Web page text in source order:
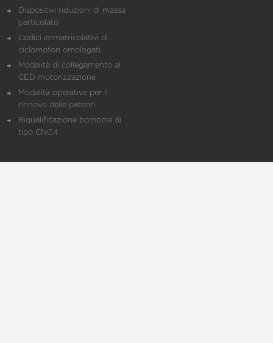
Dispositivi riduzioni di massa
particolato
Codici immatricolativi di
ciclomotori omologati
Modalità di collegamento al
CED motorizzazione
Modalità operative per il
rinnovo delle patenti
Riqualificazione bombole di
tipo CNG4